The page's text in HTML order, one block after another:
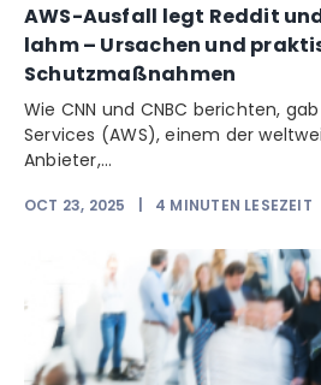
AWS-Ausfall legt Reddit
lahm – Ursachen und
Schutzmaßnahmen
Wie CNN und CNBC berichten,
Services (AWS), einem der
Anbieter,...
OCT 23, 2025 4 MINUTEN LESEZEIT